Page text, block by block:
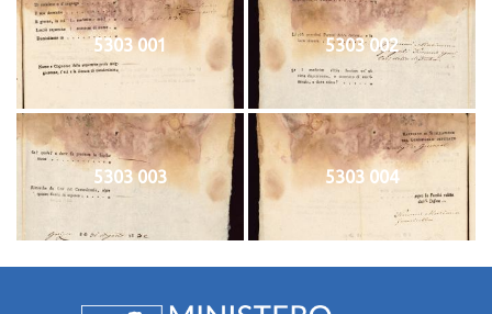
5303 001 5303 002
5303 003 5303 004